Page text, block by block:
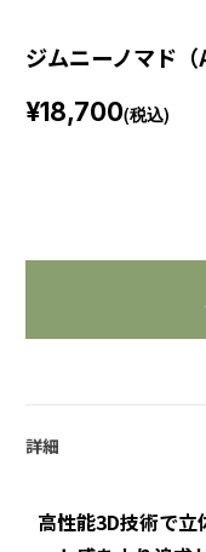
ジムニーノマド
¥18,700(税込)
詳細
高性能3D技術で立